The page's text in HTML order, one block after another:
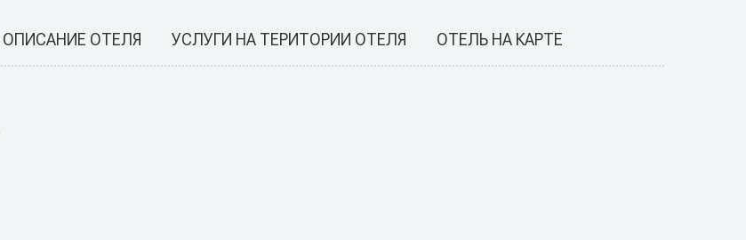
ОПИСАНИЕ ОТЕЛЯ УСЛУГИ НА ТЕРИТОРИИ ОТЕЛЯ ОТЕЛЬ НА КАРТЕ